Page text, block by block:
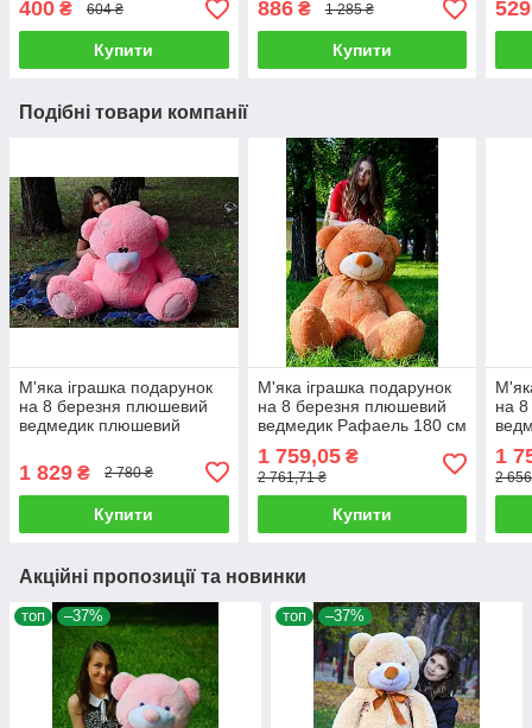
400 ₴ 604 ₴
Купити
886₴ 1 285 ₴
Купити
529
Подібні товари компанії
М'яка іграшка подарунок
на 8 березня плюшевий
ведмедик плюшевий
Рожевий
1 829 ₴ 2 780 ₴
Купити
М'яка іграшка подарунок
на 8 березня плюшевий
ведмедик Рафаель 180 см
1 759,05₴
2 761,71 ₴
Купити
на
1
2
Акційні пропозиції та новинки
топ –37% топ –37%